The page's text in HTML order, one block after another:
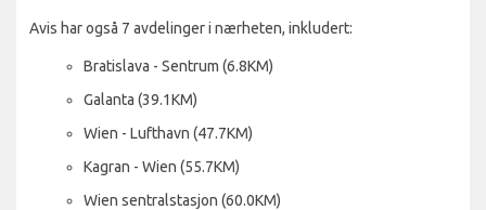
Avis har også 7 avdelinger i nærheten, inkludert:
Bratislava - Sentrum (6.8KM)
Galanta (39.1KM)
Wien - Lufthavn (47.7KM)
Kagran - Wien (55.7KM)
Wien sentralstasjon (60.0KM)